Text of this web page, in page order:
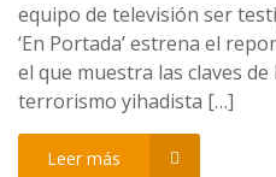
equipo de televisión ser
‘En Portada’ estrena el
el que muestra las claves
terrorismo yihadista […]
Leer más